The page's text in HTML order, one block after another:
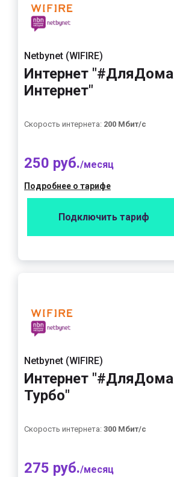
Netbynet (WIFIRE)
Интернет "#ДляДома
Интернет"
Скорость интернета: 200 Мбит/с
250 руб./месяц
Подробнее о тарифе
Подключить тариф
Netbynet (WIFIRE)
Интернет "#ДляДома
Турбо"
Скорость интернета: 300 Мбит/с
275 руб./месяц